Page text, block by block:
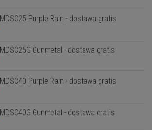
Purple Rain - dostawa gratis
Gunmetal - dostawa gratis
Purple Rain - dostawa gratis
Gunmetal - dostawa gratis